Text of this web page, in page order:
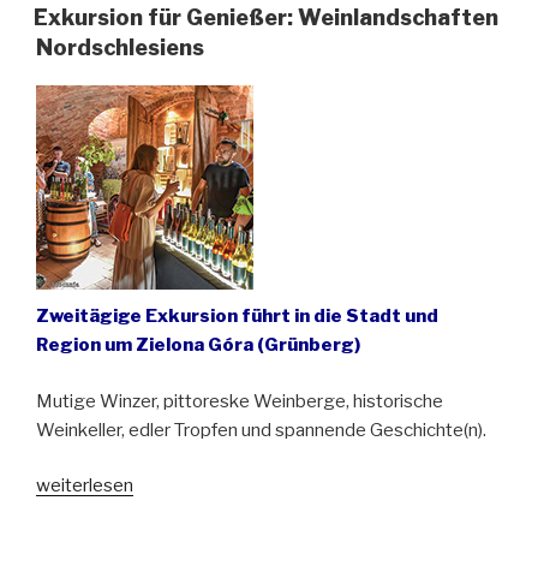
Australien.
Vortrag
Dr.
Anitta
Maksymowicz
aus
Zielona
Góra
(Grünberg)
Görlitz“
Exkursion für Genießer: Weinlandschaften
Nordschlesiens
Zweitägige Exkursion führt in die Stadt und
Region um Zielona Góra (Grünberg)
Mutige Winzer, pittoreske Weinberge, historische
Weinkeller, edler Tropfen und spannende Geschichte(n).
„Exkursion
weiterlesen